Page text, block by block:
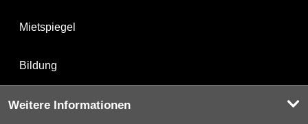
Mietspiegel
Bildung
Weitere Informationen